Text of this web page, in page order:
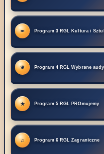
Program 3 RGL Kultura i
Program 4 RGL Wybrane
Program 5 RGL PROmujemy
Program 6 RGL Zagraniczne